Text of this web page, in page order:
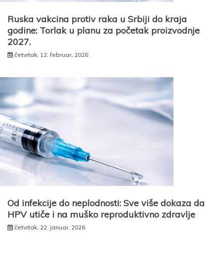
Ruska vakcina protiv raka u Srbiji do kraja
godine: Torlak u planu za početak proizvodnje
2027.
četvrtak, 12. februar, 2026
Od infekcije do neplodnosti: Sve više dokaza da
HPV utiče i na muško reproduktivno zdravlje
četvrtak, 22. januar, 2026